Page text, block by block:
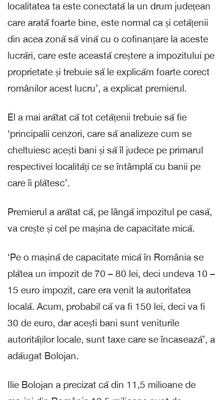
localitatea ta este conectată la un drum județean
care arată foarte bine, este normal ca și cetățenii
din acea zonă să vină cu o cofinanțare la aceste
lucrări, care este această creștere a impozitului pe
proprietate și trebuie să le explicăm foarte corect
românilor acest lucru’, a explicat premierul.
El a mai arătat că tot cetățenii trebuie să fie
‘principalii cenzori, care să analizeze cum se
cheltuiesc acești bani și să îl judece pe primarul
respectivei localități ce se întâmplă cu banii pe
care îi plătesc’.
Premierul a arătat că, pe lângă impozitul pe casă,
va crește și cel pe mașina de capacitate mică.
‘Pe o mașină de capacitate mică în România se
plătea un impozit de 70 – 80 lei, deci undeva 10 –
15 euro impozit, care era venit la autoritatea
locală. Acum, probabil că va fi 150 lei, deci va fi
30 de euro, dar acești bani sunt veniturile
autorităților locale, sunt taxe care se încasează’, a
adăugat Bolojan.
Ilie Bolojan a precizat că din 11,5 milioane de